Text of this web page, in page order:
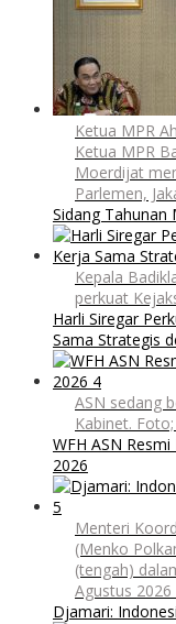
Ketua MPR
Ketua MPR
Moerdijat
Parlemen,
Sidang Tahunan
Kepala
perkuat
Harli Siregar
Sama Strategis
ASN sedang
Kabinet.
WFH ASN
2026
Menteri
(Menko
(tengah)
Agustus
Djamari: